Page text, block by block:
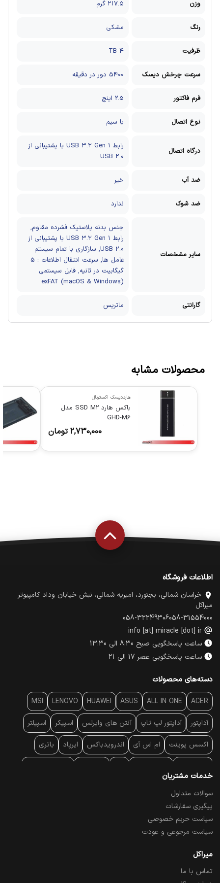
وزن ۲۱۷.۵ گرم
رنگ مشکی
ظرفیت 4 TB
سرعت چرخش دیسک 5400 دور در دقیقه
فرم فاکتور 2.5 اینچ
نوع اتصال با سیم
درگاه اتصال
رابط USB ۳.۲ Gen ۱ با پشتیبانی از
USB ۲.۰
ضد آب خیر
ضد شوک ندارد
سایر مشخصات
جنس بدنه پلاستیک فشرده مقاوم,
رابط USB ۳.۲ Gen ۱ با پشتیبانی از
USB ۲.۰, سازگاری با تمام سیستم
عامل ها, سرعت انتقال اطلاعات : 5
گیگابیت در ثانیه, فایل سیستمی
exFAT (macOS & Windows)
گارانتی ماتریس
محصولات مشابه
هارددیسک اکسترنال
باکس هارد SSD M2 مدل
GHD-M6
2,730,000 تومان
اطلاعات فروشگاه
خراسان شمالی، بجنورد، امیریه شمالی، نبش خیابان وداد کامپیوتر
میراکل
058-31554000
058-32249306
info [at] miracle [dot] ir
ساعت پاسخگویی صبح 8:30 الی 13:30
ساعت پاسخگویی عصر 17 الی 21
دسته‌های محصولات
ACER
ALL IN ONE
ASUS
HUAWEI
LENOVO
MSI
آداپتور آداپتور لپ تاپ آنتن‌ های وایرلس اسپیکر اسپیلتر
اکسس پوینت ام اس آی اندرویدباکس ایرپاد باتری
پایه سقفی
پرده نمایش
تبلت و موبایل تجهیزات پسیو شبکه
تلویزیون
درایو نوری
خدمات مشتریان
سوالات متداول
پیگیری سفارشات
سیاست حریم خصوصی
سیاست مرجوعی و عودت
میراکل
تماس با ما